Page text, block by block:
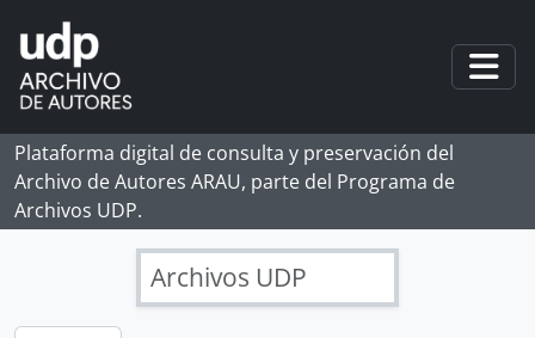
Skip to main content
Plataforma digital de consulta y preservación del
Archivo de Autores ARAU, parte del Programa de
Archivos UDP.
Archivos UDP